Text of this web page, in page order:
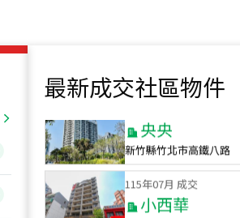
最新成交社區物件
115年07月 成交
新竹縣竹北市高鐵八路
小西華
台北市內湖區康寧路三段